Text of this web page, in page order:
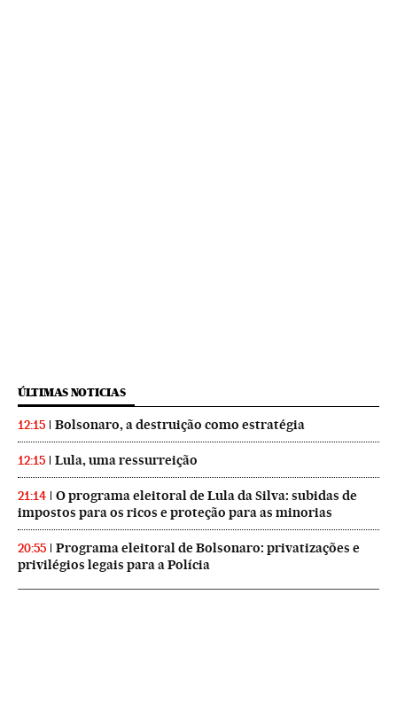
ÚLTIMAS NOTICIAS
12:15 Bolsonaro, a destruição como estratégia
12:15 Lula, uma ressurreição
21:14
O programa eleitoral de Lula da Silva: subidas de
impostos para os ricos e proteção para as minorias
20:55
Programa eleitoral de Bolsonaro: privatizações e
privilégios legais para a Polícia